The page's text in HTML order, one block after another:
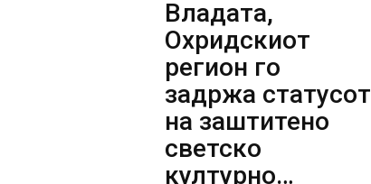
Владата,
Охридскиот
регион го
задржа статусот
на заштитено
светско
културно